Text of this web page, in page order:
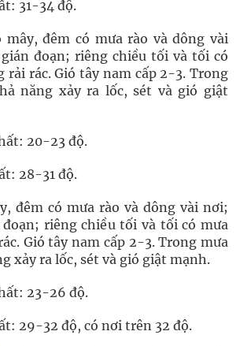
31-34 độ.
mây, đêm có mưa rào và dông vài
đoạn; riêng chiều tối và tối có
rải rác. Gió tây nam cấp 2-3. Trong
năng xảy ra lốc, sét và gió giật
20-23 độ.
28-31 độ.
đêm có mưa rào và dông vài nơi;
riêng chiều tối và tối có mưa
Gió tây nam cấp 2-3. Trong mưa
xảy ra lốc, sét và gió giật mạnh.
23-26 độ.
29-32 độ, có nơi trên 32 độ.